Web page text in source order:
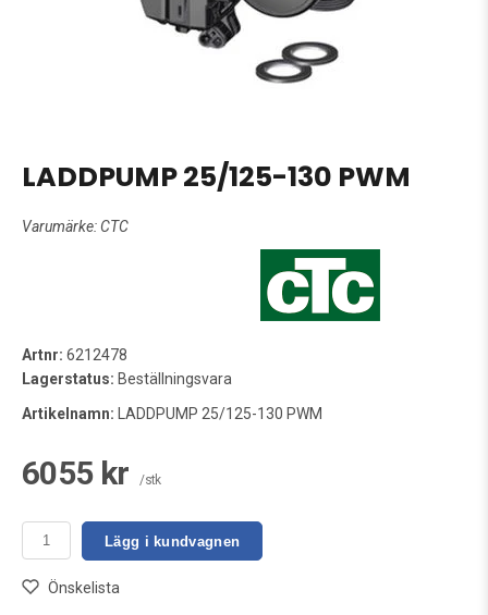
LADDPUMP 25/125-130 PWM
Varumärke: CTC
Artnr: 6212478
Lagerstatus: Beställningsvara
Artikelnamn: LADDPUMP 25/125-130 PWM
6055 kr /stk
Lägg i kundvagnen
Önskelista